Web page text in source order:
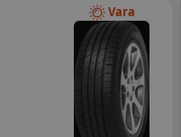
Vara